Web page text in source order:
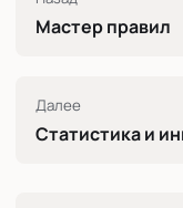
Мастер правил
Далее
Статистика и